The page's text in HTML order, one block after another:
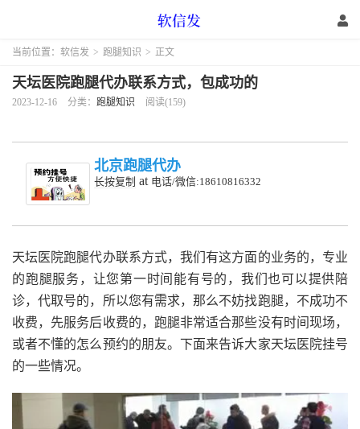
当前位置： 软信发 > 跑腿知识 > 正文
天坛医院跑腿代办联系方式，包成功的
2023-12-16 分类： 跑腿知识 阅读(159)
北京跑腿代办
长按复制 at 电话/微信:18610816332
天坛医院跑腿代办联系方式，我们有这方面的业务的，专业
的跑腿服务，让您第一时间能有号的，我们也可以提供陪
诊，代取号的，所以您有需求，那么不妨找跑腿，不成功不
收费，先服务后收费的，跑腿非常适合那些没有时间现场，
或者不懂的怎么预约的朋友。下面来告诉大家天坛医院挂号
的一些情况。